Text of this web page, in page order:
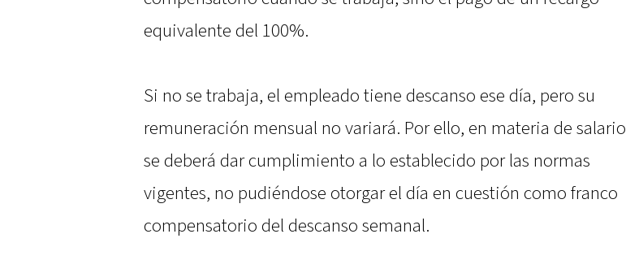
equivalente del 100%.
Si no se trabaja, el empleado tiene descanso ese día, pero su
remuneración mensual no variará. Por ello, en materia de salario
se deberá dar cumplimiento a lo establecido por las normas
vigentes, no pudiéndose otorgar el día en cuestión como franco
compensatorio del descanso semanal.